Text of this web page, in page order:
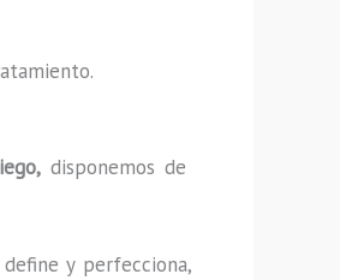
disponemos de
y perfecciona,